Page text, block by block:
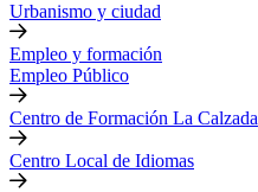
Urbanismo y ciudad
Empleo y formación
Empleo Público
Centro de Formación La Calzada
Centro Local de Idiomas